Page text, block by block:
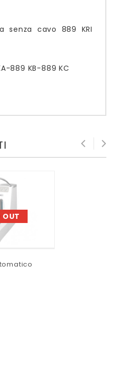
senza cavo 889 KRI
889 KB-889 KC
OUT